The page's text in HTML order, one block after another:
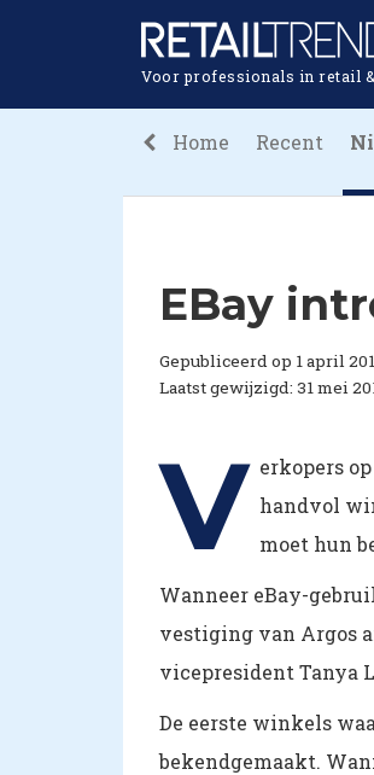
Voor professionals in retail
Home Recent
EBay
Gepubliceerd op 1 april
Laatst gewijzigd: 31 mei
V erkopers
handvol
moet hun
Wanneer eBay-
vestiging van Argos
vicepresident Tanya
De eerste winkels
bekendgemaakt.